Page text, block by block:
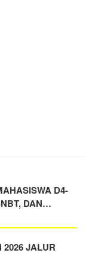
D4-
DAN…
2026 JALUR